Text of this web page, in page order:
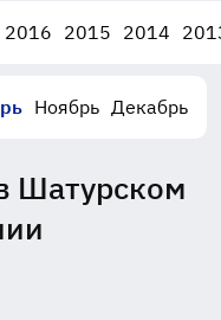
благочинии
2016 2015 2014
Ноябрь Декабрь
Шатурском